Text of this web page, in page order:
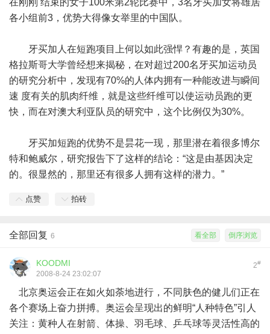
在刚刚 结束的女子100米第2轮比赛中，3名牙买加女将雄居
各小组前3，优势大得像女举里的中国队。
牙买加人在短跑项目上何以如此强悍？有趣的是，英国
格拉斯哥大学曾经想来揭秘，在对超过200名牙买加运动员
的研究分析中，发现有70%的人体内拥有一种能改进与瞬间
速 度有关的肌肉纤维，就是这些纤维可以使运动员跑的更
快，而在对澳大利亚队员的研究中，这个比例仅为30%。
牙买加短跑的优势不是昙花一现，那里潜在着很多博尔
特和鲍威尔，研究报告下了这样的结论：“这是由基因决定
的。很显然的，那里还有很多人拥有这样的潜力。”
点赞 拍砖
倒序浏览
看全部
全部回复 6
2#
KOODMI
2008-8-24 23:02:07
北京奥运会正在如火如荼地进行，不同肤色的健儿们正在
各个赛场上奋力拼搏。奥运会呈现出的鲜明“人种特色”引人
关注：黄种人在射箭、体操、羽毛球、乒乓球等灵活性高的